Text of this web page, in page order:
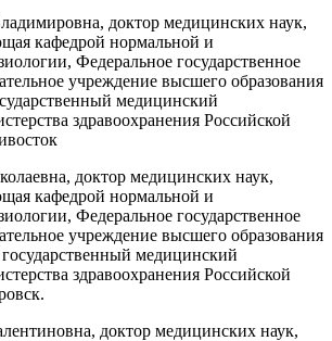
доктор медицинских наук,
кафедрой нормальной и
Федеральное государственное
учреждение высшего образования
медицинский
здравоохранения Российской
доктор медицинских наук,
кафедрой нормальной и
Федеральное государственное
учреждение высшего образования
медицинский
здравоохранения Российской
доктор медицинских наук,